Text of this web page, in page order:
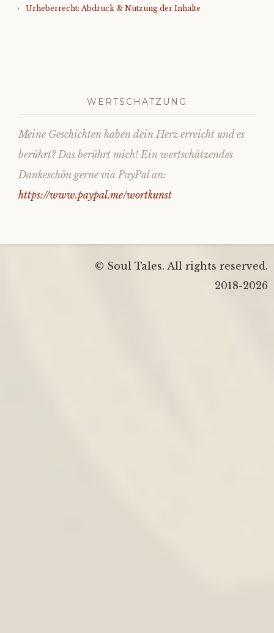
Urheberrecht: Abdruck & Nutzung der Inhalte
WERTSCHÄTZUNG
Meine Geschichten haben dein Herz erreicht und es
berührt? Das berührt mich! Ein wertschätzendes
Dankeschön gerne via PayPal an:
https://www.paypal.me/wortkunst
© Soul Tales. All rights reserved.
2018-2026